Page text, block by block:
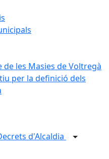
de les Masies de Voltregà
per la definició dels
d'Alcaldia